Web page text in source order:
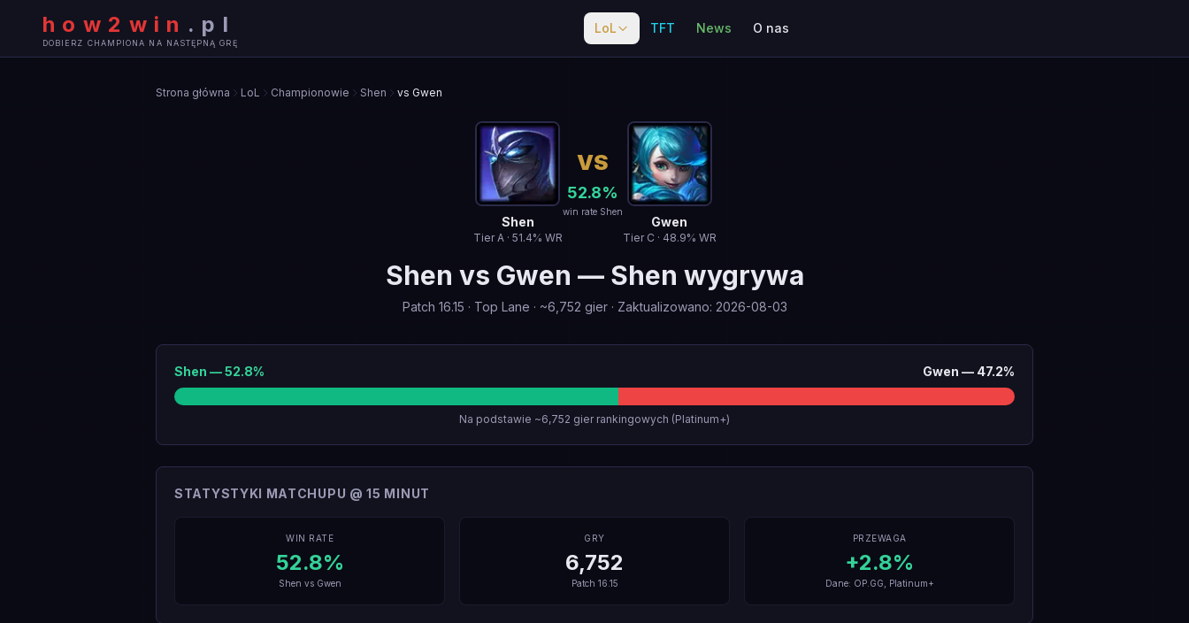
how2win . pl
DOBIERZ CHAMPIONA NA NASTĘPNĄ GRĘ
LoL TFT News O nas
Strona główna LoL Championowie Shen vs Gwen
Shen
TierA· 51.4% WR
VS
52.8%
win rate Shen
Gwen
Tier C · 48.9% WR
Shen vs Gwen — Shen wygrywa
Patch 16.15 · Top Lane · ~6,752 gier· Zaktualizowano: 2026-08-03
Shen —52.8% Gwen — 47.2%
Na podstawie ~6,752 gier rankingowych (Platinum+)
STATYSTYKI MATCHUPU @ 15 MINUT
WIN RATE
52.8%
Shen vs Gwen
GRY
6,752
Patch 16.15
PRZEWAGA
+2.8%
Dane: OP.GG, Platinum+